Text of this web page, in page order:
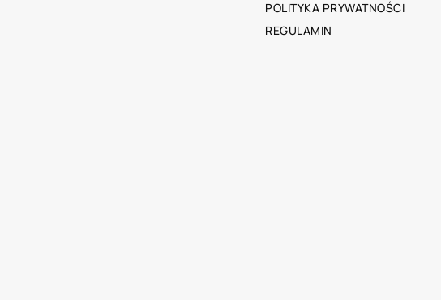
POLITYKA PRYWATNOŚCI
REGULAMIN